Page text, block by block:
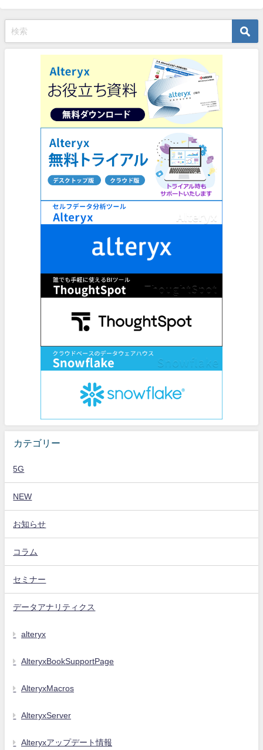
カテゴリー
5G
NEW
お知らせ
コラム
セミナー
データアナリティクス
alteryx
AlteryxBookSupportPage
AlteryxMacros
AlteryxServer
Alteryxアップデート情報